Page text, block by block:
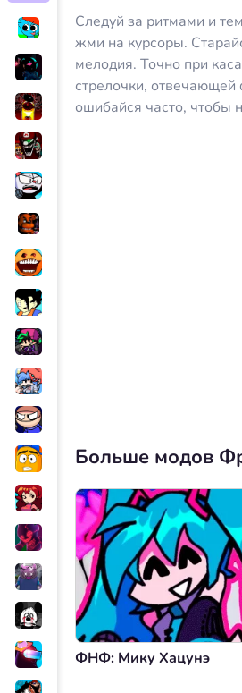
Следуй за ритмами и
жми на курсоры.
мелодия. Точно при
стрелочки,
ошибайся часто, чтобы
Больше модов
ФНФ: Мику Хацунэ